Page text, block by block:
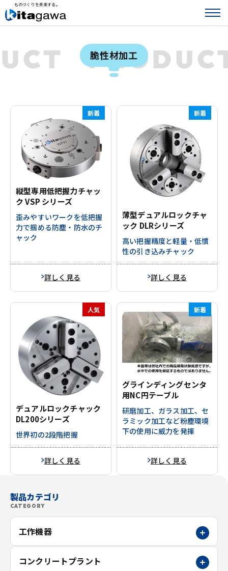
ものづくりを未来する。
脆性材加工
製品カテゴリ
CATEGORY
工作機器
コンクリートプラント
新着
縦型専用低把握力チャッ
ク VSP シリーズ
歪みやすいワークを低把握
力で掴める防塵・防水のチ
ャック
詳しく見る
新着
薄型デュアルロックチャ
ック DLRシリーズ
高い把握精度と軽量・低慣
性の引き込みチャック
詳しく見る
人気
デュアルロックチャック
DL200シリーズ
世界初の2段階把握
詳しく見る
新着
グラインディングセンタ
用NC円テーブル
研磨加工、ガラス加工、セ
ラミック加工など粉塵環境
下の使用に威力を発揮
詳しく見る